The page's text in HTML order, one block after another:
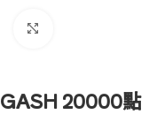
GASH 20000點